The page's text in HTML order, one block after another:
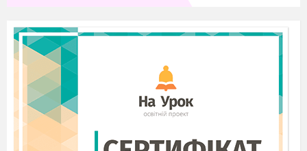
Як вони називаються?(Ектодерма, ентодерма
й мезодерма.)